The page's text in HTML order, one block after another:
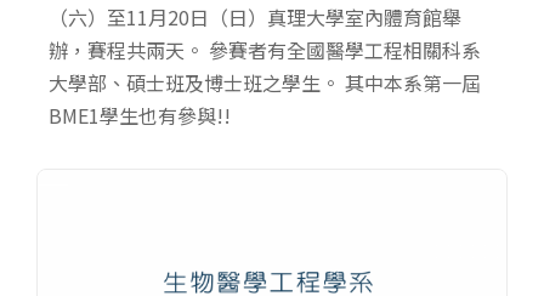
（六）至11月20日（日）真理大學室內體育館舉
辦，賽程共兩天。 參賽者有全國醫學工程相關科系
大學部、碩士班及博士班之學生。 其中本系第一屆
BME1學生也有參與!!